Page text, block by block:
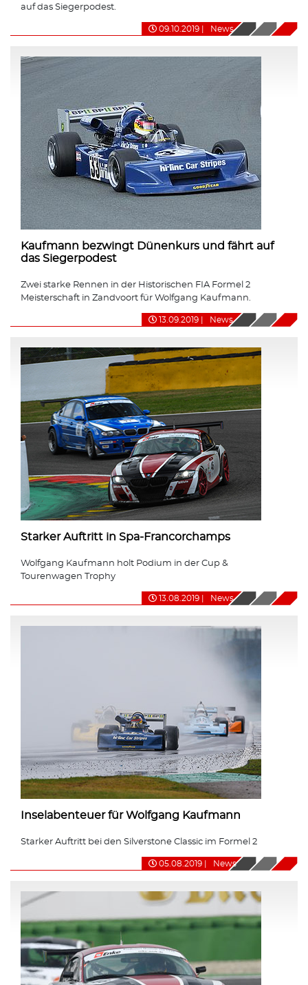
auf das Siegerpodest.
09.10.2019 News
Kaufmann bezwingt Dünenkurs und fährt auf
das Siegerpodest
Zwei starke Rennen in der Historischen FIA Formel 2
Meisterschaft in Zandvoort für Wolfgang Kaufmann.
13.09.2019 News
Starker Auftritt in Spa-Francorchamps
Wolfgang Kaufmann holt Podium in der Cup &
Tourenwagen Trophy
13.08.2019 News
Inselabenteuer für Wolfgang Kaufmann
Starker Auftritt bei den Silverstone Classic im Formel 2
05.08.2019 News